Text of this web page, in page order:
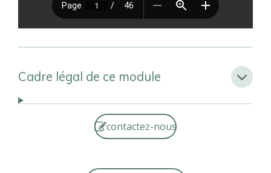
Cadre légal de ce module
contactez-nous